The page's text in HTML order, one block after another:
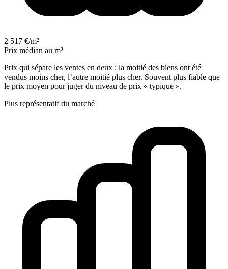
2 517 €/m²
Prix médian au m²
Prix qui sépare les ventes en deux : la moitié des biens ont été
vendus moins cher, l’autre moitié plus cher. Souvent plus fiable que
le prix moyen pour juger du niveau de prix « typique ».
Plus représentatif du marché